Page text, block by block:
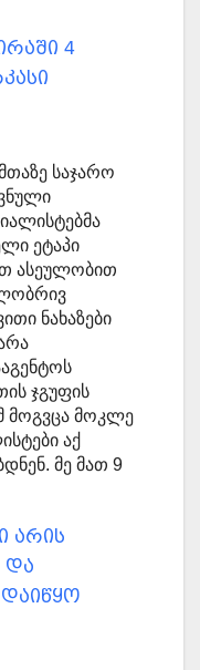
4
საჯარო
ეტაპი
ასეულობით
ნახაზები
ჯგუფის
მოგვცა მოკლე
აქ
მე მათ 9
არის
და